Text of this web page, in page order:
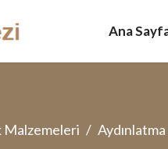
Ana
Malzemeleri